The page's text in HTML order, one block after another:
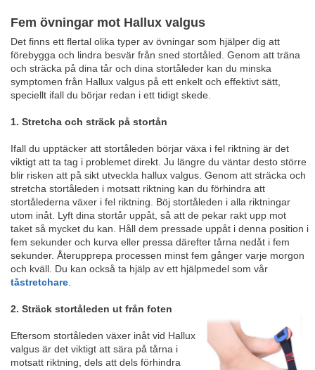
Fem övningar mot Hallux valgus
Det finns ett flertal olika typer av övningar som hjälper dig att
förebygga och lindra besvär från sned stortåled. Genom att träna
och sträcka på dina tår och dina stortåleder kan du minska
symptomen från Hallux valgus på ett enkelt och effektivt sätt,
speciellt ifall du börjar redan i ett tidigt skede.
1. Stretcha och sträck på stortån
Ifall du upptäcker att stortåleden börjar växa i fel riktning är det
viktigt att ta tag i problemet direkt. Ju längre du väntar desto större
blir risken att på sikt utveckla hallux valgus. Genom att sträcka och
stretcha stortåleden i motsatt riktning kan du förhindra att
stortålederna växer i fel riktning. Böj stortåleden i alla riktningar
utom inåt. Lyft dina stortår uppåt, så att de pekar rakt upp mot
taket så mycket du kan. Håll dem pressade uppåt i denna position i
fem sekunder och kurva eller pressa därefter tårna nedåt i fem
sekunder. Återupprepa processen minst fem gånger varje morgon
och kväll. Du kan också ta hjälp av ett hjälpmedel som vår
tåstretchare.
2. Sträck stortåleden ut från foten
Eftersom stortåleden växer inåt vid Hallux
valgus är det viktigt att sära på tårna i
motsatt riktning, dels att dels förhindra